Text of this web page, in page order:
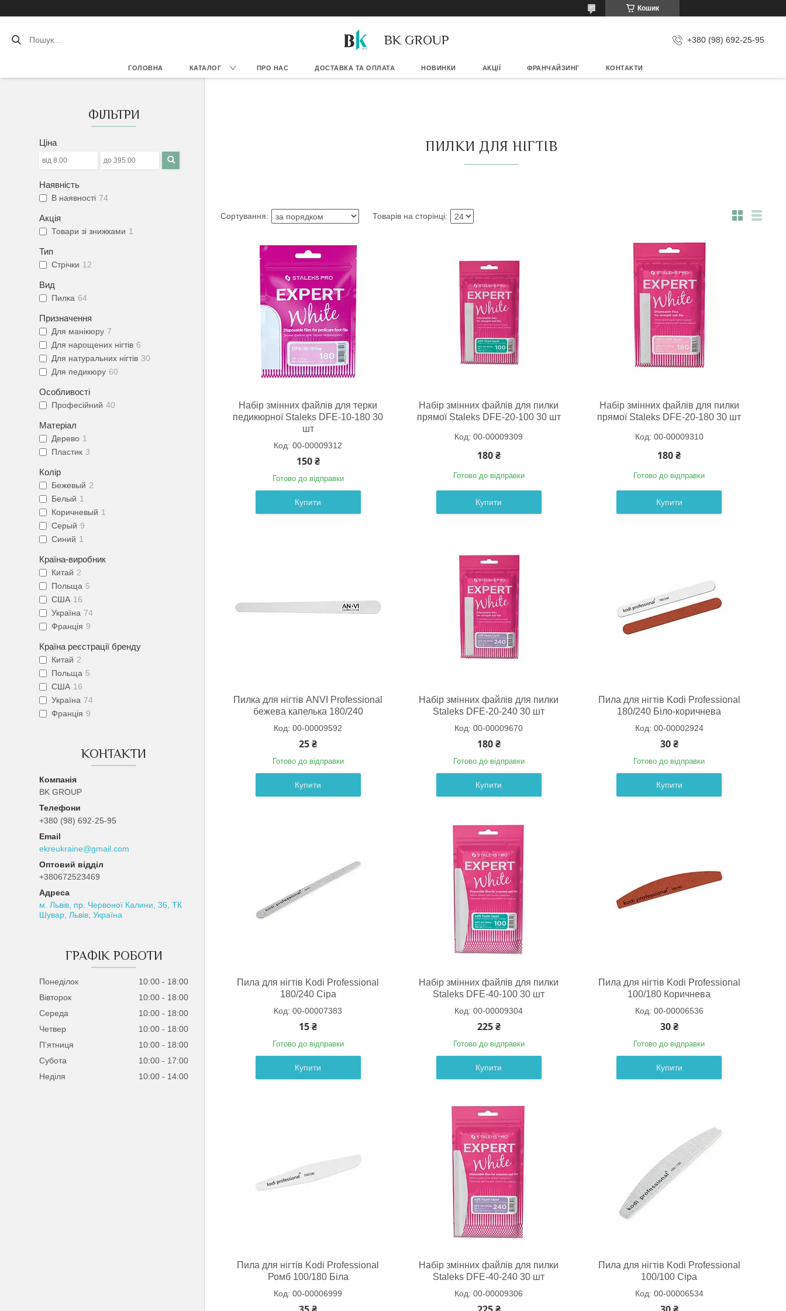
Кошик
BK GROUP +380 (98) 692-25-95
ГОЛОВНА КАТАЛОГ ПРО НАС ДОСТАВКА ТА ОПЛАТА НОВИНКИ АКЦІЇ ФРАНЧАЙЗИНГ КОНТАКТИ
ФІЛЬТРИ
Ціна
Наявність
В наявності 74
Акція
Товари зі знижками 1
Тип
Стрічки 12
Вид
Пилка 64
Призначення
Для манікюру 7
Для нарощених нігтів 6
Для натуральних нігтів 30
Для педикюру 60
Особливості
Професійний 40
Матеріал
Дерево 1
Пластик 3
Колір
Бежевый 2
Белый 1
Коричневый 1
Серый 9
Синий 1
Країна-виробник
Китай 2
Польща 5
США 16
Україна 74
Франція 9
Країна реєстрації бренду
Китай 2
Польща 5
США 16
Україна 74
Франція 9
КОНТАКТИ
BK GROUP
+380 (98) 692-25-95
ekreukraine@gmail.com
Оптовий відділ
+380672523469
м. Львів, пр. Червоної Калини, 36, ТК
Шувар, Львів, Україна
ГРАФІК РОБОТИ
Понеділок 10:00
18:00
Вівторок
10:00
18:00
Середа
10:00
18:00
Четвер
10:00
18:00
Пʼятниця
10:00
18:00
Субота
10:00
17:00
Неділя
10:00 14:00
ПИЛКИ ДЛЯ НІГТІВ
Набір змінних файлів для терки
педикюрної Staleks DFE-10-180 30
шт
00-00009312
150 ₴
Готово до відправки
Купити
Набір змінних файлів для пилки
прямої Staleks DFE-20-100 30 шт
00-00009309
180 ₴
Готово до відправки
Купити
Набір змінних файлів для пилки
прямої Staleks DFE-20-180 30 шт
00-00009310
180 ₴
Готово до відправки
Купити
Пилка для нігтів ANVI Professional
бежева капелька 180/240
00-00009592
25 ₴
Готово до відправки
Купити
Набір змінних файлів для пилки
Staleks DFE-20-240 30 шт
00-00009670
180 ₴
Готово до відправки
Купити
Пила для нігтів Kodi Professional
180/240 Біло-коричнева
00-00002924
30 ₴
Готово до відправки
Купити
Пила для нігтів Kodi Professional
180/240 Сіра
00-00007383
15 ₴
Готово до відправки
Купити
Набір змінних файлів для пилки
Staleks DFE-40-100 30 шт
00-00009304
225 ₴
Готово до відправки
Купити
Пила для нігтів Kodi Professional
100/180 Коричнева
00-00006536
30 ₴
Готово до відправки
Купити
Пила для нігтів Kodi Professional
Ромб 100/180 Біла
00-00006999
Набір змінних файлів для пилки
Staleks DFE-40-240 30 шт
00-00009306
Пила для нігтів Kodi Professional
100/100 Сіра
00-00006534